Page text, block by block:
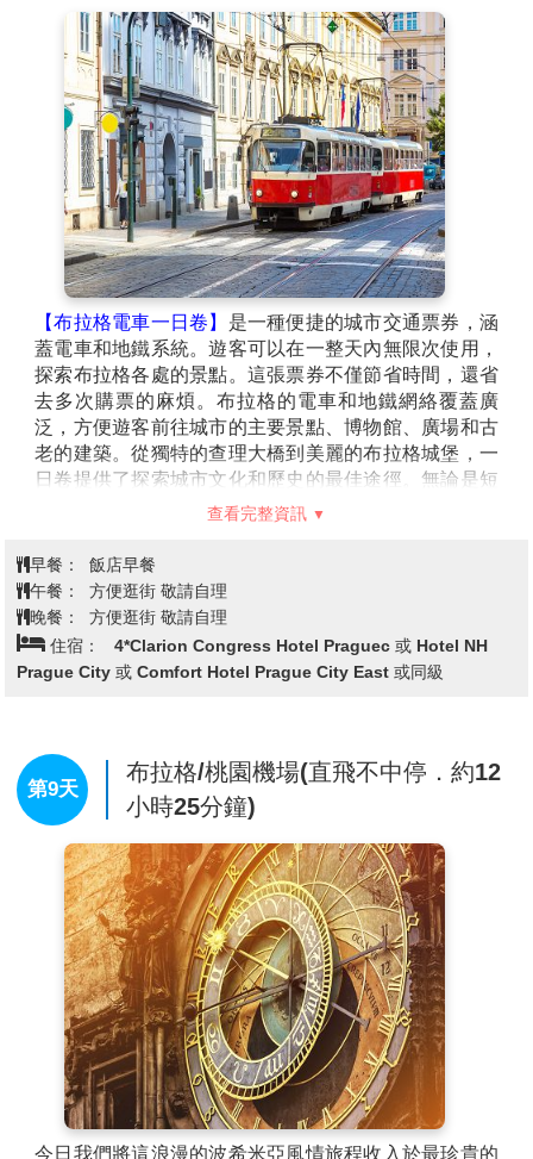
俯瞰布拉格的美麗景色。
【查理士大橋Charles Bridge】是布拉格最具歷史意義
的地標之一，建於14世紀，是一座連接布拉格舊城與小
城區的壯麗橋樑。這座橋的建築風格帶有濃厚的哥德式
特色，橋面上擺放著30尊精美的聖人雕像，讓這座橋成
為布拉格的重要文化象徵。
【伏爾塔瓦河遊船+自助餐】搭乘遊船悠遊於伏爾塔瓦
河之上，從水面視角欣賞布拉格最迷人的城市風景。沿
途可遠眺布拉格城堡、查理大橋與舊城天際線，在古老
橋樑與歷史建築相互映襯的景色中，感受這座「百塔之
城」的浪漫氛圍。船上同時享用豐盛自助餐，在悠閒的
航程與夜色燈光交織之下，留下難忘的布拉格時光。
【布拉格電車一日卷】 是一種便捷的城市交通票券，涵
蓋電車和地鐵系統。遊客可以在一整天內無限次使用，
探索布拉格各處的景點。這張票券不僅節省時間，還省
去多次購票的麻煩。布拉格的電車和地鐵網絡覆蓋廣
泛，方便遊客前往城市的主要景點、博物館、廣場和古
老的建築。從獨特的查理大橋到美麗的布拉格城堡，一
日卷提供了探索城市文化和歷史的最佳途徑。無論是短
暫停留還是長時間遊覽，這個票券都能使遊客充分利用
查看完整資訊
早餐：
飯店早餐
午餐：
方便逛街 敬請自理
晚餐：
方便逛街 敬請自理
住宿：
4*Clarion Congress Hotel Praguec 或 Hotel NH
Prague City 或 Comfort Hotel Prague City East 或同級
第9天
布拉格/桃園機場(直飛不中停．約12
小時25分鐘)
今日我們將這浪漫的波希米亞風情旅程收入於最珍貴的